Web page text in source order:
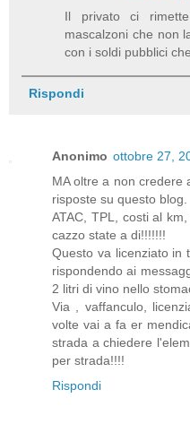
Il privato ci
mascalzoni che non
con i soldi pubblici
Rispondi
Anonimo ottobre 27,
MA oltre a non credere
risposte su questo blog.
ATAC, TPL, costi al
cazzo state a di!!!!!!!
Questo va licenziato in
rispondendo ai
2 litri di vino nello
Via , vaffanculo,
volte vai a fa er
strada a chiedere
per strada!!!!
Rispondi